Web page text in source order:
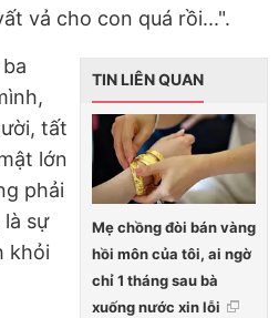
vả cho con quá rồi...".
TIN LIÊN QUAN
Mẹ chồng đòi bán vàng
hồi môn của tôi, ai ngờ
chỉ 1 tháng sau bà
xuống nước xin lỗi
tất
lớn
phải
là sự
khỏi